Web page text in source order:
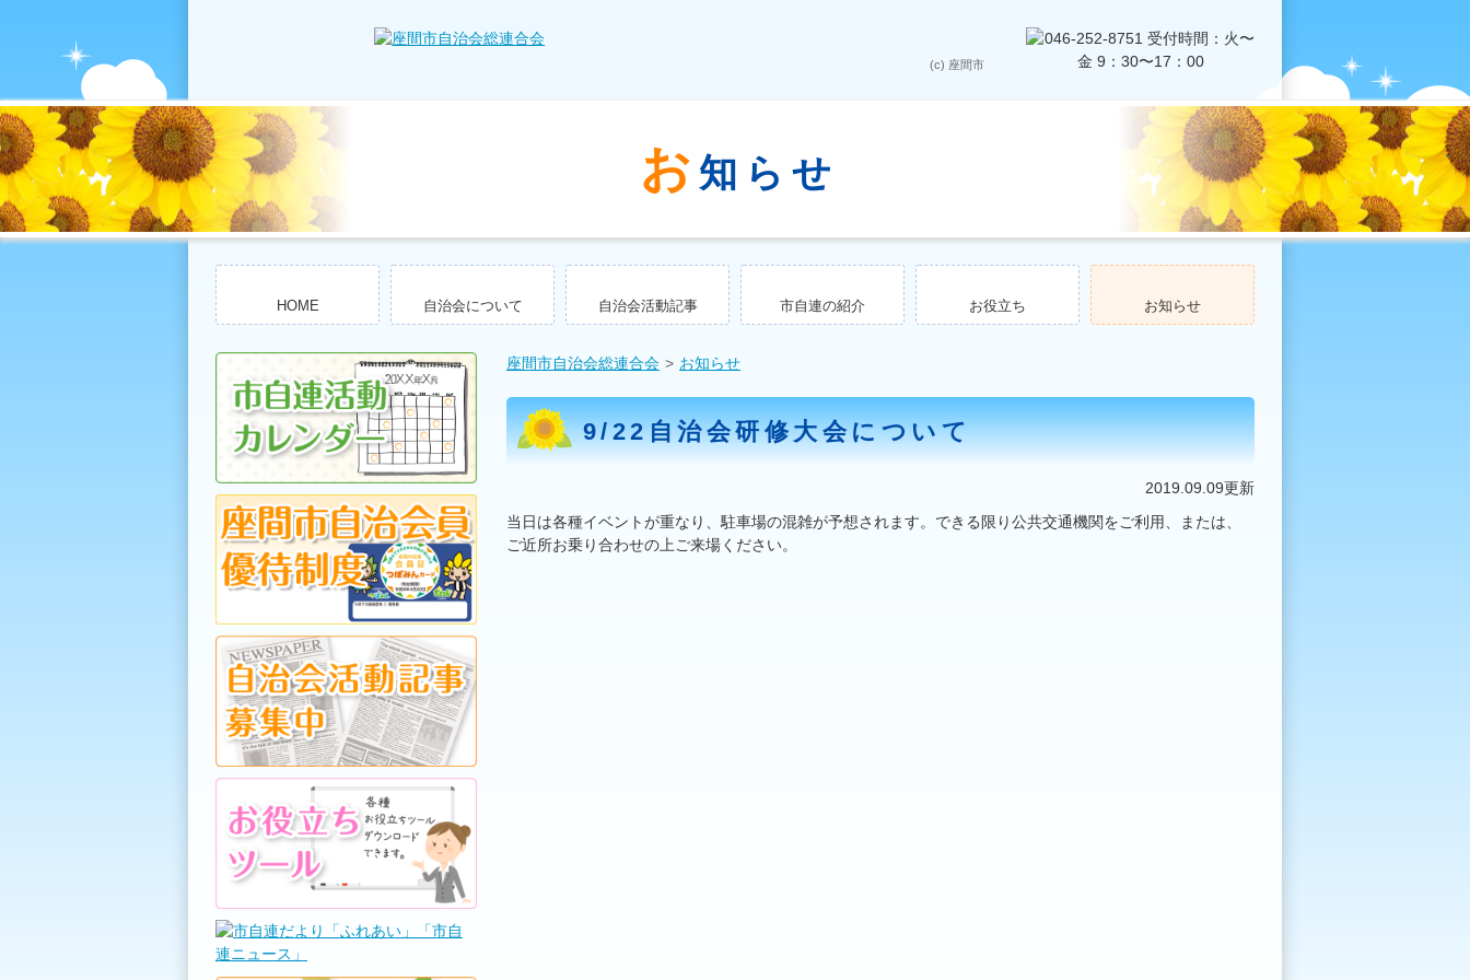
お 知らせ
HOME 自治会について 自治会活動記事 市自連の紹介 お役立ち お知らせ
座間市自治会総連合会 お知らせ
9/22自治会研修大会について
2019.09.09更新
当日は各種イベントが重なり、駐車場の混雑が予想されます。できる限り公共交通機関をご利用、または、
ご近所お乗り合わせの上ご来場ください。